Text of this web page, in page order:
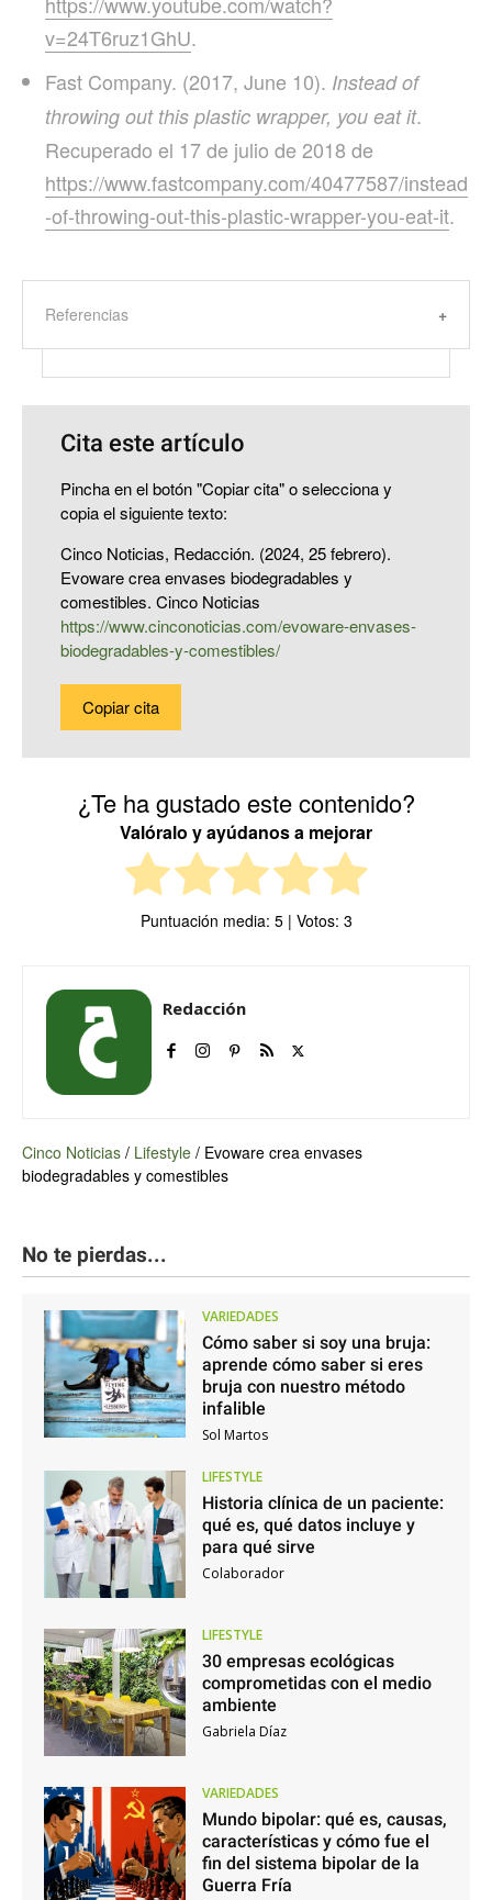
v=24T6ruz1GhU.
Fast Company. (2017, June 10). Instead of
throwing out this plastic wrapper, you eat it.
Recuperado el 17 de julio de 2018 de
https://www.fastcompany.com/40477587/instead
-of-throwing-out-this-plastic-wrapper-you-eat-it.
Referencias
Cita este artículo
Pincha en el botón "Copiar cita" o selecciona y
copia el siguiente texto:
Cinco Noticias, Redacción. (2024, 25 febrero).
Evoware crea envases biodegradables y
comestibles. Cinco Noticias
https://www.cinconoticias.com/evoware-envases-
biodegradables-y-comestibles/
Copiar cita
¿Te ha gustado este contenido?
Valóralo y ayúdanos a mejorar
Puntuación media: 5| Votos: 3
Redacción
Cinco Noticias / Lifestyle / Evoware crea envases
biodegradables y comestibles
No te pierdas...
VARIEDADES
Cómo saber si soy una bruja:
aprende cómo saber si eres
bruja con nuestro método
infalible
Sol Martos
LIFESTYLE
Historia clínica de un paciente:
qué es, qué datos incluye y
para qué sirve
Colaborador
LIFESTYLE
30 empresas ecológicas
comprometidas con el medio
ambiente
Gabriela Díaz
VARIEDADES
Mundo bipolar: qué es, causas,
características y cómo fue el
fin del sistema bipolar de la
Guerra Fría